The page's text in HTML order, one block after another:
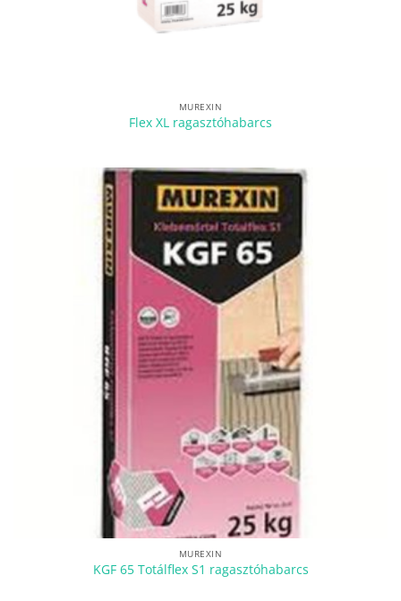
MUREXIN
Flex XL ragasztóhabarcs
MUREXIN
KGF 65 Totálflex S1 ragasztóhabarcs